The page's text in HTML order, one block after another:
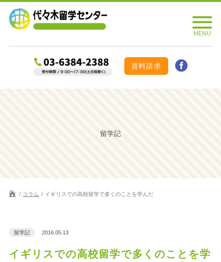
資料請求
留学記
コラム イギリスでの高校留学で多くのことを学んだ
留学記 2016.05.13
イギリスでの高校留学で多くのことを学